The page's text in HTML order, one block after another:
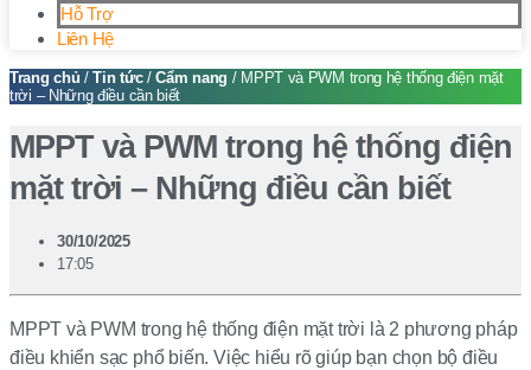
Hỗ Trợ
Liên Hệ
Trang chủ /Tin tức/Cẩm nang / MPPT và PWM trong hệ thống điện mặt
trời – Những điều cần biết
MPPT và PWM trong hệ thống điện
mặt trời – Những điều cần biết
30/10/2025
17:05
MPPT và PWM trong hệ thống điện mặt trời là 2 phương pháp
điều khiển sạc phổ biến. Việc hiểu rõ giúp bạn chọn bộ điều